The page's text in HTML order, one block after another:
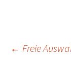
← Freie